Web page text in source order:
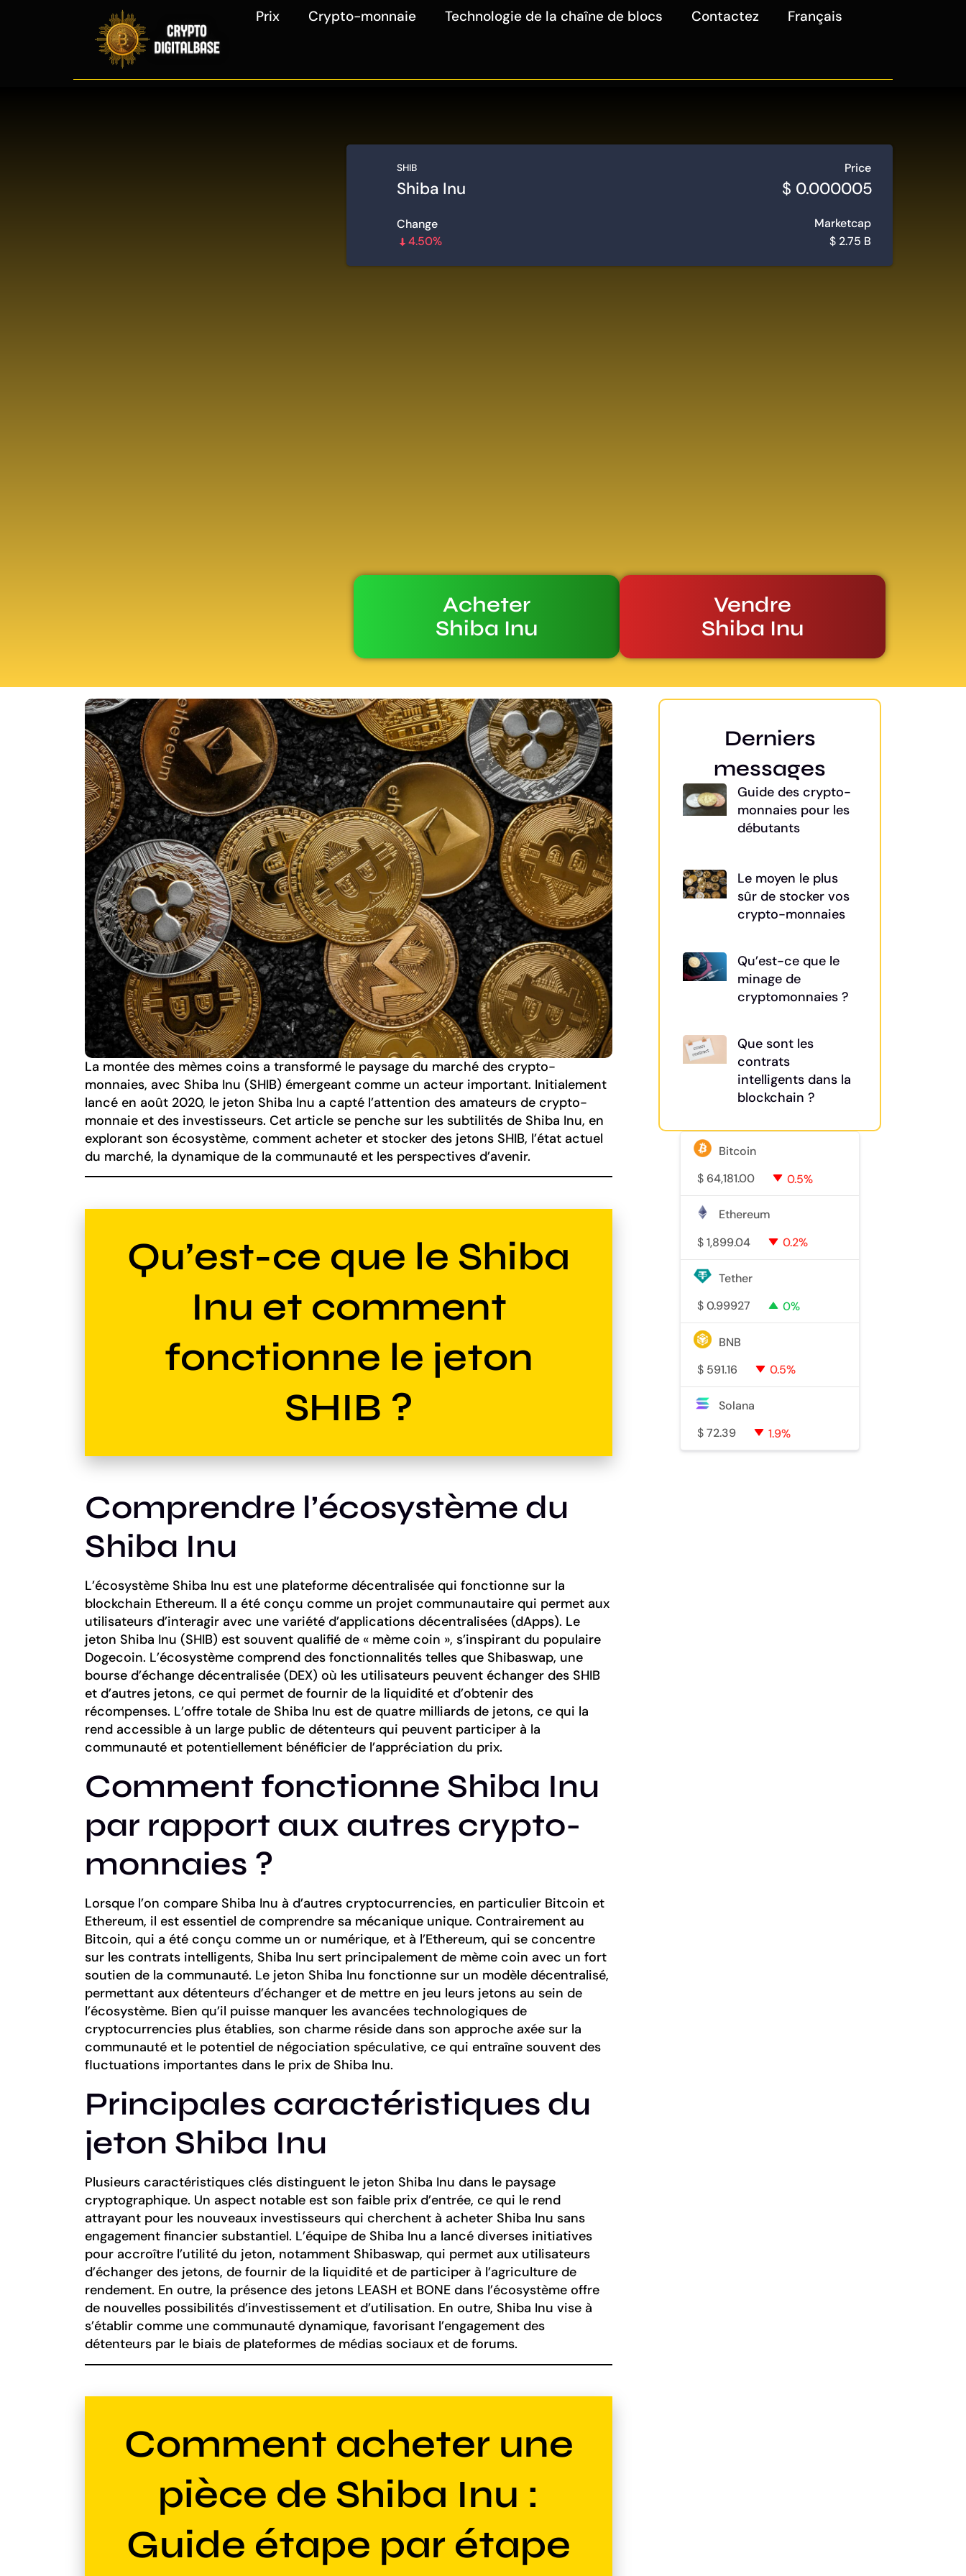
Prix Crypto-monnaie Technologie de la chaîne de blocs Contactez Français
SHIB
Shiba Inu
Price
$ 0.000005
Change
4.50%
Marketcap
$ 2.75 B
Acheter
Shiba Inu
Vendre
Shiba Inu
La montée des mèmes coins a transformé le paysage du marché des crypto-
monnaies, avec Shiba Inu (SHIB) émergeant comme un acteur important. Initialement
lancé en août 2020, le jeton Shiba Inu a capté l’attention des amateurs de crypto-
monnaie et des investisseurs. Cet article se penche sur les subtilités de Shiba Inu, en
explorant son écosystème, comment acheter et stocker des jetons SHIB, l’état actuel
du marché, la dynamique de la communauté et les perspectives d’avenir.
Qu’est-ce que le Shiba
Inu et comment
fonctionne le jeton
SHIB ?
Comprendre l’écosystème du
Shiba Inu
L’écosystème Shiba Inu est une plateforme décentralisée qui fonctionne sur la
blockchain Ethereum. Il a été conçu comme un projet communautaire qui permet aux
utilisateurs d’interagir avec une variété d’applications décentralisées (dApps). Le
jeton Shiba Inu (SHIB) est souvent qualifié de « mème coin », s’inspirant du populaire
Dogecoin. L’écosystème comprend des fonctionnalités telles que Shibaswap, une
bourse d’échange décentralisée (DEX) où les utilisateurs peuvent échanger des SHIB
et d’autres jetons, ce qui permet de fournir de la liquidité et d’obtenir des
récompenses. L’offre totale de Shiba Inu est de quatre milliards de jetons, ce qui la
rend accessible à un large public de détenteurs qui peuvent participer à la
communauté et potentiellement bénéficier de l’appréciation du prix.
Comment fonctionne Shiba Inu
par rapport aux autres crypto-
monnaies ?
Lorsque l’on compare Shiba Inu à d’autres cryptocurrencies, en particulier Bitcoin et
Ethereum, il est essentiel de comprendre sa mécanique unique. Contrairement au
Bitcoin, qui a été conçu comme un or numérique, et à l’Ethereum, qui se concentre
sur les contrats intelligents, Shiba Inu sert principalement de mème coin avec un fort
soutien de la communauté. Le jeton Shiba Inu fonctionne sur un modèle décentralisé,
permettant aux détenteurs d’échanger et de mettre en jeu leurs jetons au sein de
l’écosystème. Bien qu’il puisse manquer les avancées technologiques de
cryptocurrencies plus établies, son charme réside dans son approche axée sur la
communauté et le potentiel de négociation spéculative, ce qui entraîne souvent des
fluctuations importantes dans le prix de Shiba Inu.
Principales caractéristiques du
jeton Shiba Inu
Plusieurs caractéristiques clés distinguent le jeton Shiba Inu dans le paysage
cryptographique. Un aspect notable est son faible prix d’entrée, ce qui le rend
attrayant pour les nouveaux investisseurs qui cherchent à acheter Shiba Inu sans
engagement financier substantiel. L’équipe de Shiba Inu a lancé diverses initiatives
pour accroître l’utilité du jeton, notamment Shibaswap, qui permet aux utilisateurs
d’échanger des jetons, de fournir de la liquidité et de participer à l’agriculture de
rendement. En outre, la présence des jetons LEASH et BONE dans l’écosystème offre
de nouvelles possibilités d’investissement et d’utilisation. En outre, Shiba Inu vise à
s’établir comme une communauté dynamique, favorisant l’engagement des
détenteurs par le biais de plateformes de médias sociaux et de forums.
Comment acheter une
pièce de Shiba Inu :
Guide étape par étape
Derniers
messages
Guide des crypto-
monnaies pour les
débutants
Le moyen le plus
sûr de stocker vos
crypto-monnaies
Qu’est-ce que le
minage de
cryptomonnaies ?
Que sont les
contrats
intelligents dans la
blockchain ?
Bitcoin
$ 64,181.00 0.5%
Ethereum
$ 1,899.04 0.2%
Tether
$ 0.99927 0%
BNB
$ 591.16 0.5%
Solana
$ 72.39 1.9%